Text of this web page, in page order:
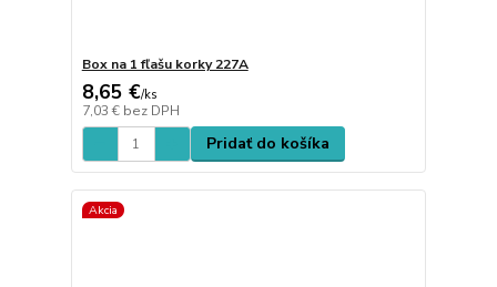
Box na 1 fľašu korky 227A
8,65 €/ks
7,03 € bez DPH
Pridať do košíka
Akcia